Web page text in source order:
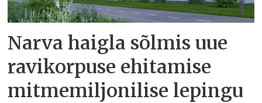
Narva haigla sõlmis uue
ravikorpuse ehitamise
mitmemiljonilise lepingu